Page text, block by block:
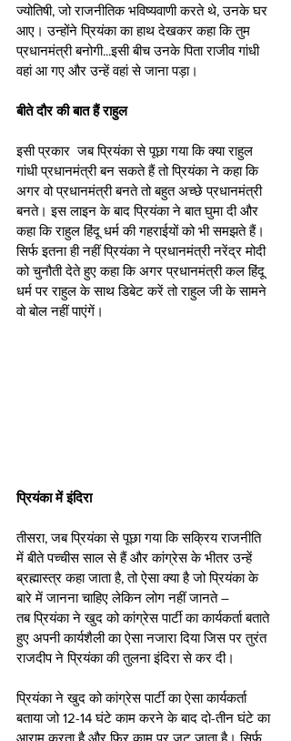
ज्योतिषी, जो राजनीतिक भविष्यवाणी करते थे, उनके घर
आए। उन्होंने प्रियंका का हाथ देखकर कहा कि तुम
प्रधानमंत्री बनोगी...इसी बीच उनके पिता राजीव गांधी
वहां आ गए और उन्हें वहां से जाना पड़ा।
बीते दौर की बात हैं राहुल
इसी प्रकार  जब प्रियंका से पूछा गया कि क्या राहुल
गांधी प्रधानमंत्री बन सकते हैं तो प्रियंका ने कहा कि
अगर वो प्रधानमंत्री बनते तो बहुत अच्छे प्रधानमंत्री
बनते। इस लाइन के बाद प्रियंका ने बात घुमा दी और
कहा कि राहुल हिंदू धर्म की गहराईयों को भी समझते हैं।
सिर्फ इतना ही नहीं प्रियंका ने प्रधानमंत्री नरेंद्र मोदी
को चुनौती देते हुए कहा कि अगर प्रधानमंत्री कल हिंदू
धर्म पर राहुल के साथ डिबेट करें तो राहुल जी के सामने
वो बोल नहीं पाएंगें।
प्रियंका में इंदिरा
तीसरा, जब प्रियंका से पूछा गया कि सक्रिय राजनीति
में बीते पच्चीस साल से हैं और कांग्रेस के भीतर उन्हें
ब्रह्मास्त्र कहा जाता है, तो ऐसा क्या है जो प्रियंका के
बारे में जानना चाहिए लेकिन लोग नहीं जानते –
तब प्रियंका ने खुद को कांग्रेस पार्टी का कार्यकर्ता बताते
हुए अपनी कार्यशैली का ऐसा नजारा दिया जिस पर तुरंत
राजदीप ने प्रियंका की तुलना इंदिरा से कर दी।
प्रियंका ने खुद को कांग्रेस पार्टी का ऐसा कार्यकर्ता
बताया जो 12-14 घंटे काम करने के बाद दो-तीन घंटे का
आराम करता है और फिर काम पर जुट जाता है। सिर्फ